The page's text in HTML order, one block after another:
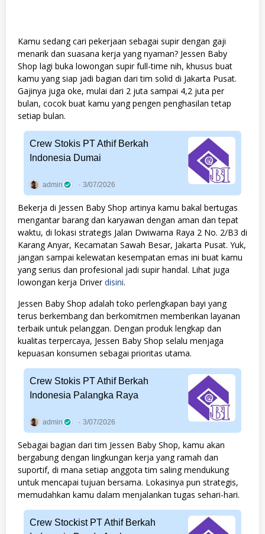
Kamu sedang cari pekerjaan sebagai supir dengan gaji
menarik dan suasana kerja yang nyaman? Jessen Baby
Shop lagi buka lowongan supir full-time nih, khusus buat
kamu yang siap jadi bagian dari tim solid di Jakarta Pusat.
Gajinya juga oke, mulai dari 2 juta sampai 4,2 juta per
bulan, cocok buat kamu yang pengen penghasilan tetap
setiap bulan.
Crew Stokis PT Athif Berkah
Indonesia Dumai
admin 3/07/2026
Bekerja di Jessen Baby Shop artinya kamu bakal bertugas
mengantar barang dan karyawan dengan aman dan tepat
waktu, di lokasi strategis Jalan Dwiwarna Raya 2 No. 2/B3 di
Karang Anyar, Kecamatan Sawah Besar, Jakarta Pusat. Yuk,
jangan sampai kelewatan kesempatan emas ini buat kamu
yang serius dan profesional jadi supir handal. Lihat juga
lowongan kerja Driverdisini.
Jessen Baby Shop adalah toko perlengkapan bayi yang
terus berkembang dan berkomitmen memberikan layanan
terbaik untuk pelanggan. Dengan produk lengkap dan
kualitas terpercaya, Jessen Baby Shop selalu menjaga
kepuasan konsumen sebagai prioritas utama.
Crew Stokis PT Athif Berkah
Indonesia Palangka Raya
admin 3/07/2026
Sebagai bagian dari tim Jessen Baby Shop, kamu akan
bergabung dengan lingkungan kerja yang ramah dan
suportif, di mana setiap anggota tim saling mendukung
untuk mencapai tujuan bersama. Lokasinya pun strategis,
memudahkan kamu dalam menjalankan tugas sehari-hari.
Crew Stockist PT Athif Berkah